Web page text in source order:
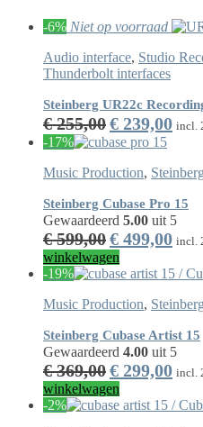
-6% Niet op voorraad
Audio interface, Studio
Thunderbolt interfaces
Steinberg UR22c
€255,00€ 239,00 incl.
-17%
Music Production,
Steinberg Cubase Pro 15
Gewaardeerd 5.00 uit 5
€599,00€ 499,00 incl.
winkelwagen
-19%
Music Production,
Steinberg Cubase Artist 15
Gewaardeerd 4.00 uit 5
€369,00€ 299,00 incl.
winkelwagen
-2%